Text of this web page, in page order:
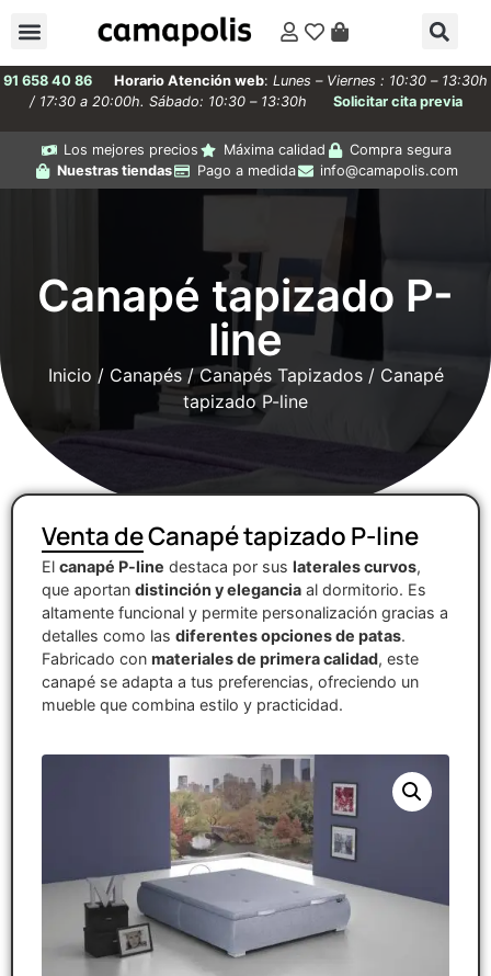
91 658 40 86 Horario Atención web: Lunes – Viernes : 10:30 – 13:30h
/ 17:30 a 20:00h. Sábado: 10:30 – 13:30h
Solicitar cita previa
Los mejores precios Máxima calidad
Compra segura
Nuestras tiendas
Pago a medida info@camapolis.com
Canapé tapizado P-
line
Inicio / Canapés/Canapés Tapizados/ Canapé
tapizado P-line
Venta de Canapé tapizado P-line
El canapé P-line destaca por sus laterales curvos,
que aportan distinción y elegancia al dormitorio. Es
altamente funcional y permite personalización gracias a
detalles como las diferentes opciones de patas.
Fabricado con materiales de primera calidad, este
canapé se adapta a tus preferencias, ofreciendo un
mueble que combina estilo y practicidad.